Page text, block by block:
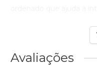
Avaliações